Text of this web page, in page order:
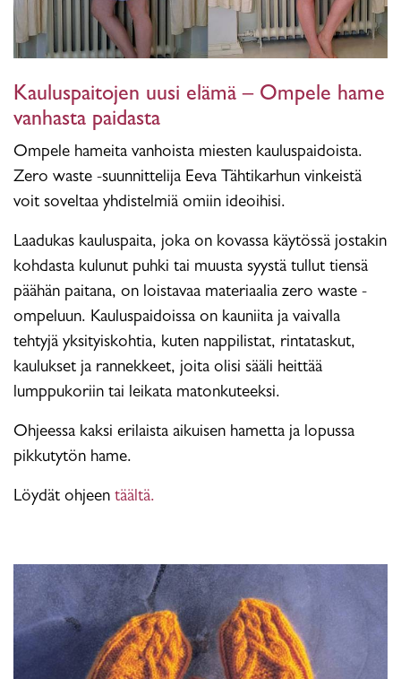
Kauluspaitojen uusi elämä – Ompele hame
vanhasta paidasta
Ompele hameita vanhoista miesten kauluspaidoista.
Zero waste -suunnittelija Eeva Tähtikarhun vinkeistä
voit soveltaa yhdistelmiä omiin ideoihisi.
Laadukas kauluspaita, joka on kovassa käytössä jostakin
kohdasta kulunut puhki tai muusta syystä tullut tiensä
päähän paitana, on loistavaa materiaalia zero waste -
ompeluun. Kauluspaidoissa on kauniita ja vaivalla
tehtyjä yksityiskohtia, kuten nappilistat, rintataskut,
kaulukset ja rannekkeet, joita olisi sääli heittää
lumppukoriin tai leikata matonkuteeksi.
Ohjeessa kaksi erilaista aikuisen hametta ja lopussa
pikkutytön hame.
Löydät ohjeen täältä.